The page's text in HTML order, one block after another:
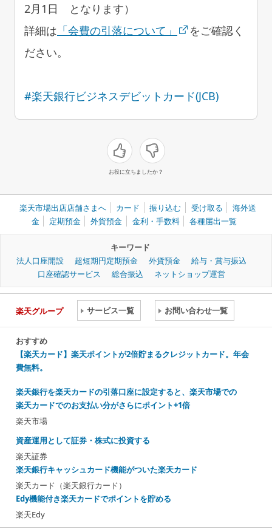
2月1日 となります）
詳細は 「会費の引落について」
をご確認く
ださい。
#楽天銀行ビジネスデビットカード(JCB)
お役に立ちましたか？
楽天市場出店店舗さまへ カード 振り込む 受け取る
海外送
金
定期預金 外貨預金 金利・手数料 各種届出一覧
キーワード
法人口座開設
超短期円定期預金 外貨預金
給与・賞与振込
口座確認サービス
総合振込 ネットショップ運営
楽天グループ サービス一覧 お問い合わせ一覧
おすすめ
【楽天カード】楽天ポイントが2倍貯まるクレジットカード。年会
費無料。
楽天銀行を楽天カードの引落口座に設定すると、楽天市場での
楽天カードでのお支払い分がさらにポイント+1倍
楽天市場
資産運用として証券・株式に投資する
楽天証券
楽天銀行キャッシュカード機能がついた楽天カード
楽天カード（楽天銀行カード）
Edy機能付き楽天カードでポイントを貯める
楽天Edy